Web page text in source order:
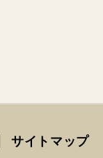
サイトマップ